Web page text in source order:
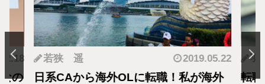
の
若狭 遥 2019.05.22
日系CAから海外OLに転職！私が海外
羽
転